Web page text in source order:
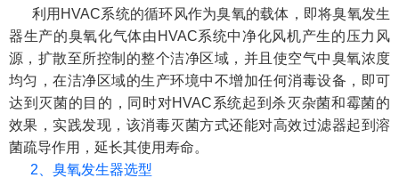
利用HVAC系统的循环风作为臭氧的载体，即将臭氧发生
器生产的臭氧化气体由HVAC系统中净化风机产生的压力风
源，扩散至所控制的整个洁净区域，并且使空气中臭氧浓度
均匀，在洁净区域的生产环境中不增加任何消毒设备，即可
达到灭菌的目的，同时对HVAC系统起到杀灭杂菌和霉菌的
效果，实践发现，该消毒灭菌方式还能对高效过滤器起到溶
菌疏导作用，延长其使用寿命。
2、臭氧发生器选型